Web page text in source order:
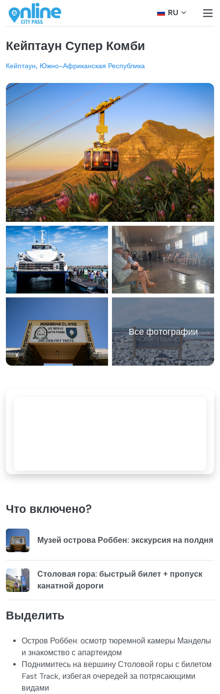
RU
Кейптаун Супер Комби
Кейптаун, Южно-Африканская Республика
Все фотографии
Что включено?
Музей острова Роббен: экскурсия на полдня
Столовая гора: быстрый билет + пропуск
канатной дороги
Выделить
Остров Роббен: осмотр тюремной камеры Манделы
и знакомство с апартеидом
Поднимитесь на вершину Столовой горы с билетом
Fast Track, избегая очередей за потрясающими
видами